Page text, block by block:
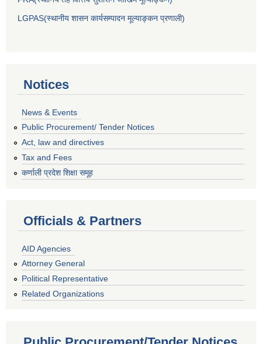
LGPAS(स्थानीय शासन कार्यसम्पादन मूल्याङ्कन प्रणाली)
Notices
News & Events
Public Procurement/ Tender Notices
Act, law and directives
Tax and Fees
कर्णाली प्रदेश शिक्षा समूह
Officials & Partners
AID Agencies
Attorney General
Political Representative
Related Organizations